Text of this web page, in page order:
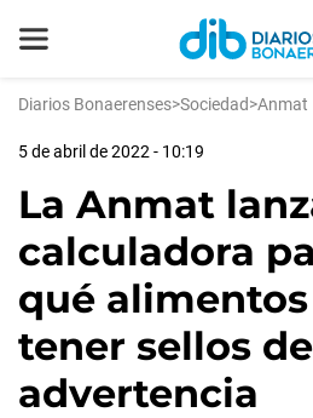
Diarios Bonaerenses>Sociedad>Anmat
5 de abril de 2022 - 10:19
La Anmat
calculadora
qué
tener sellos de
advertencia